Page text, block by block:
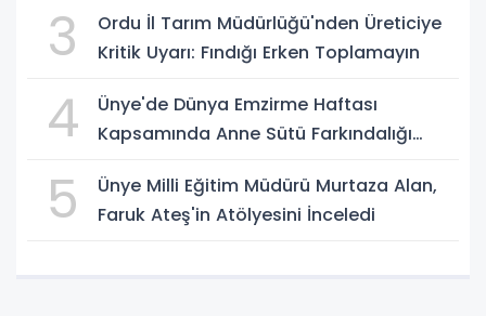
3
Ordu İl Tarım Müdürlüğü'nden Üreticiye
Kritik Uyarı: Fındığı Erken Toplamayın
4
Ünye'de Dünya Emzirme Haftası
Kapsamında Anne Sütü Farkındalığı
5
Ünye Milli Eğitim Müdürü Murtaza Alan,
Faruk Ateş'in Atölyesini İnceledi